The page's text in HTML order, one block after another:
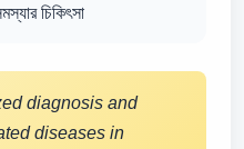
চিকিৎসা
diagnosis and
diseases in